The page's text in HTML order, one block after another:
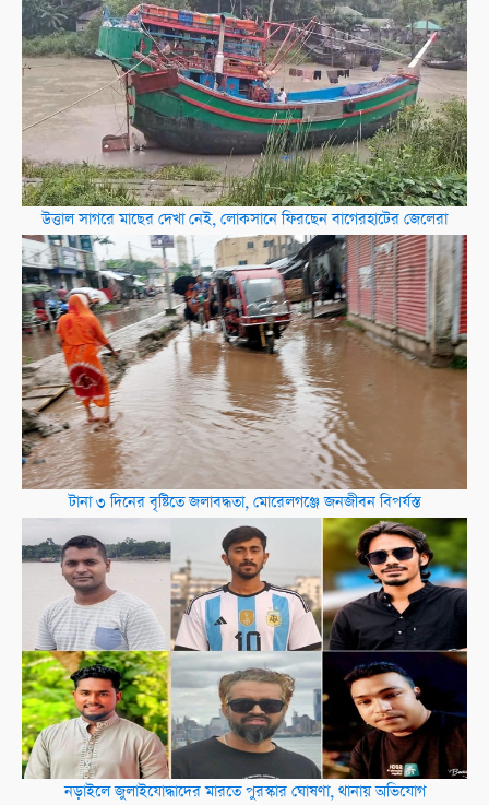
উত্তাল সাগরে মাছের দেখা নেই, লোকসানে ফিরছেন বাগেরহাটের জেলেরা
টানা ৩ দিনের বৃষ্টিতে জলাবদ্ধতা, মোরেলগঞ্জে জনজীবন বিপর্যস্ত
নড়াইলে জুলাইযোদ্ধাদের মারতে পুরস্কার ঘোষণা, থানায় অভিযোগ